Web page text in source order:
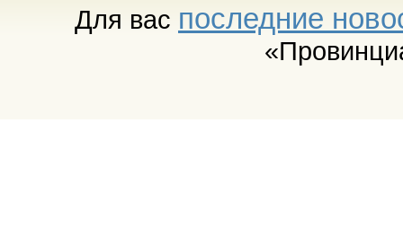
Для вас последние